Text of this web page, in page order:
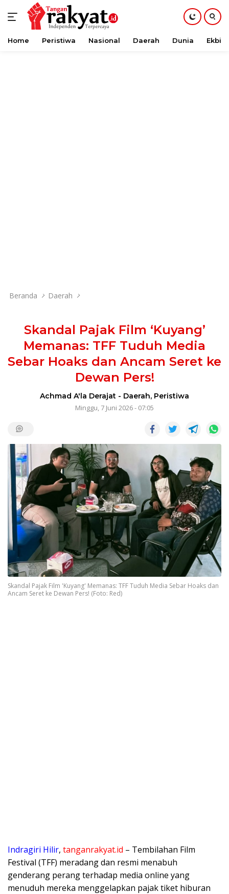
Langsung
Home Peristiwa Nasional Daerah Dunia Ekbis
Beranda Daerah
Skandal Pajak Film ‘Kuyang’
Memanas: TFF Tuduh Media
Sebar Hoaks dan Ancam Seret ke
Dewan Pers!
Achmad A'la Derajat - Daerah, Peristiwa
Minggu, 7 Juni 2026 - 07:05
Skandal Pajak Film 'Kuyang' Memanas: TFF Tuduh Media Sebar Hoaks dan
Ancam Seret ke Dewan Pers! (Foto: Red)
Indragiri Hilir, tanganrakyat.id – Tembilahan Film
Festival (TFF) meradang dan resmi menabuh
genderang perang terhadap media online yang
menuduh mereka menggelapkan pajak tiket hiburan